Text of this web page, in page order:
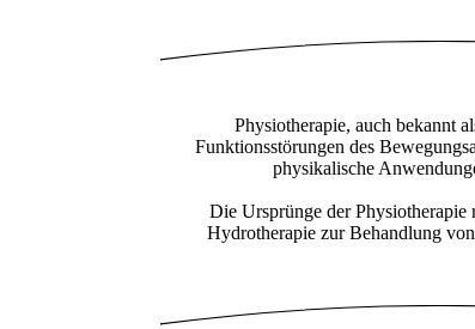
Physiotherapie, auch bekannt
Funktionsstörungen des
physikalische
Die Ursprünge der Physiotherapie
Hydrotherapie zur Behandlung